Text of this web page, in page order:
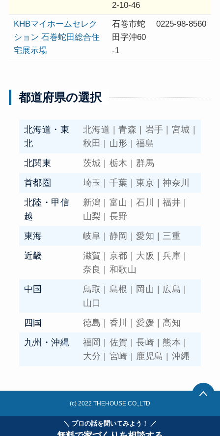
＼ プロの話を聞いてみよう！ ／
2-10-46
KHBマイホームセレク
ション 石巻蛇田総合住
宅展示場
石巻市蛇
田字沖60
-1
0225-98-8560
都道府県の選択
北海道・東
北
北海道 |青森 岩手 宮城
秋田
山形
福島
北関東
茨城 栃木
群馬
首都圏
埼玉 千葉 東京 |神奈川
北陸・甲信
越
新潟 富山 石川 |福井
山梨
長野
東海
岐阜 静岡 愛知 |三重
近畿
滋賀 京都 大阪 |兵庫
奈良
和歌山
中国
鳥取 島根 岡山 広島
山口
四国
徳島 香川 愛媛
高知
九州・沖縄
福岡 佐賀 長崎 熊本
大分
宮崎 鹿児島 沖縄
(c) 2022 THEHOUSE CO.,LTD